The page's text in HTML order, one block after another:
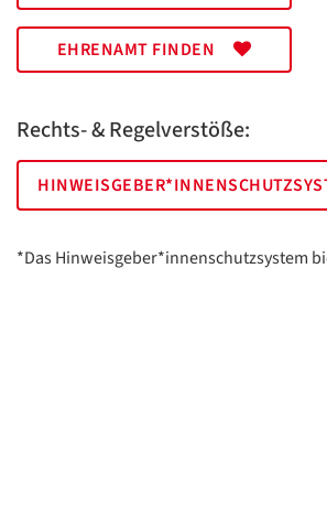
EHRENAMT FINDEN
Rechts- & Regelverstöße:
*Das Hinweisgeber*innenschutzsystem